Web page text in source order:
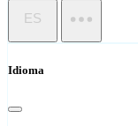
ES
Idioma